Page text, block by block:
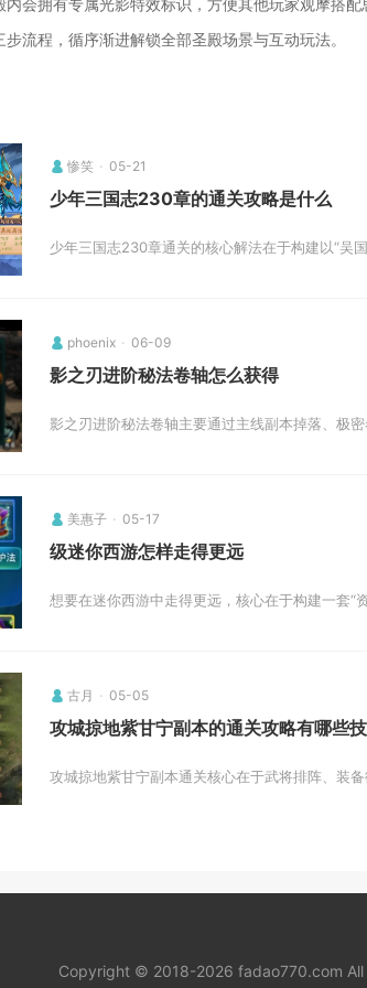
流程，循序渐进解锁全部圣殿场景与互动玩法。
惨笑 05-21
少年三国志230章的通关攻略是什么
少年三国志230章通关的核心解法在于构建以“吴
phoenix 06-09
影之刃进阶秘法卷轴怎么获得
影之刃进阶秘法卷轴主要通过主线副本掉落、极
美惠子 05-17
级迷你西游怎样走得更远
想要在迷你西游中走得更远，核心在于构建一套“
古月 05-05
攻城掠地紫甘宁副本的通关攻略有哪些
攻城掠地紫甘宁副本通关核心在于武将排阵、装
Copyright © 2018-2026 fadao770.com All